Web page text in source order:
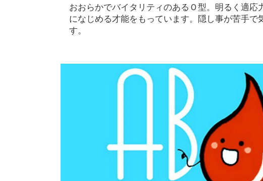
おおらかでバイタリティのあるＯ型。明るく適
になじめる才能をもっています。隠し事が苦手
す。